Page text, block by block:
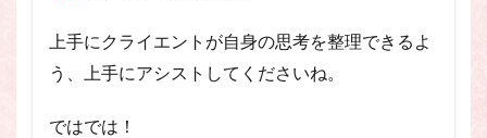
上手にクライエントが自身の思考を整理できるよ
う、上手にアシストしてくださいね。
ではでは！